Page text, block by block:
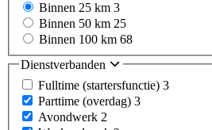
Binnen 25 km 3
Binnen 50 km 25
Binnen 100 km 68
Dienstverbanden
Fulltime (startersfunctie) 3
Parttime (overdag) 3
Avondwerk 2